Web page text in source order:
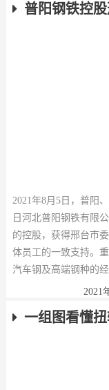
普阳钢铁控
2021年8月5日，普阳
日河北普阳钢铁有限
的控股，获得邢台市
体员工的一致支持。
汽车钢及高端钢种的
2021
一组图看懂